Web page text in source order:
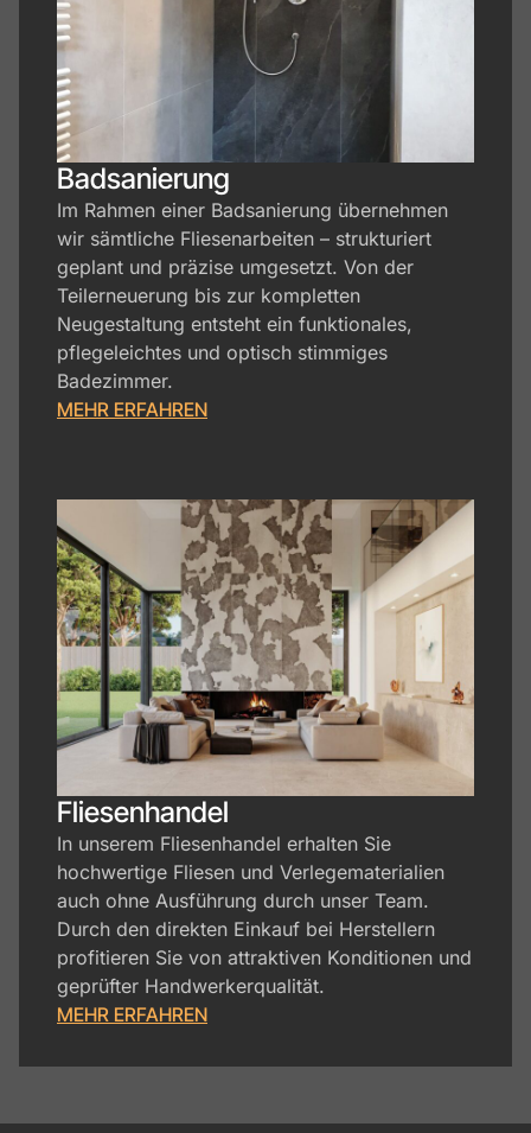
Badsanierung​
Im Rahmen einer Badsanierung übernehmen
wir sämtliche Fliesenarbeiten – strukturiert
geplant und präzise umgesetzt. Von der
Teilerneuerung bis zur kompletten
Neugestaltung entsteht ein funktionales,
pflegeleichtes und optisch stimmiges
Badezimmer.
MEHR ERFAHREN
Fliesenhandel​
In unserem Fliesenhandel erhalten Sie
hochwertige Fliesen und Verlegematerialien
auch ohne Ausführung durch unser Team.
Durch den direkten Einkauf bei Herstellern
profitieren Sie von attraktiven Konditionen und
geprüfter Handwerkerqualität.
MEHR ERFAHREN